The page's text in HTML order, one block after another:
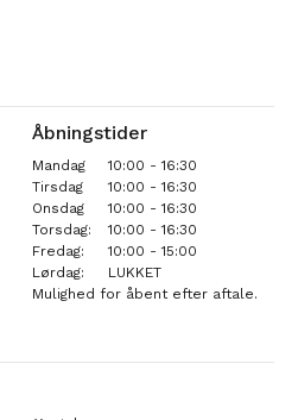
Åbningstider
Mandag
10:00 - 16:30
Tirsdag
10:00 - 16:30
Onsdag
10:00 - 16:30
Torsdag:
10:00 - 16:30
Fredag:
10:00 - 15:00
Lørdag:
LUKKET
Mulighed for åbent efter aftale.